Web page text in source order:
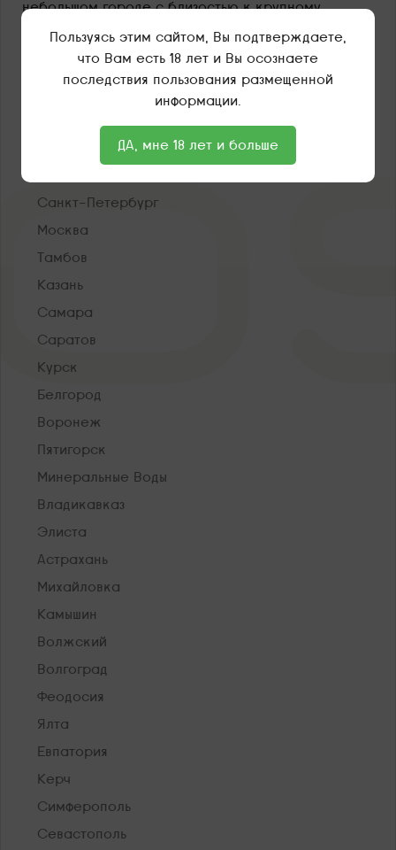
Санкт-Петербург
Москва
Тамбов
Казань
Самара
Саратов
Курск
Белгород
Воронеж
Пятигорск
Минеральные Воды
Владикавказ
Элиста
Астрахань
Михайловка
Камышин
Волжский
Волгоград
Феодосия
Ялта
Евпатория
Керч
Симферополь
Севастополь
небольшом городе с близостью к крупному
областному центру, что делает его
привлекательным для жизни, работы и
Заказывайте новые модели IQOS ILUMA и
стики TEREA.
Пользуясь этим сайтом, Вы подтверждаете,
что Вам есть 18 лет и Вы осознаете
последствия пользования размещенной
информации.
ДА, мне 18 лет и больше